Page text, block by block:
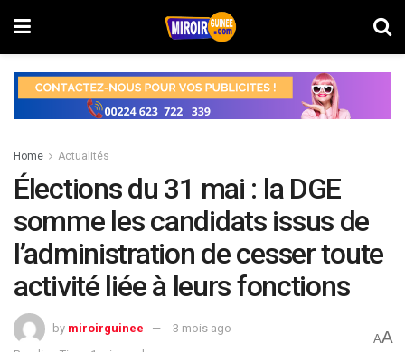
Home Actualités
Élections du 31 mai : la DGE
somme les candidats issus de
l’administration de cesser toute
activité liée à leurs fonctions
by miroirguinee
3 mois ago
AA